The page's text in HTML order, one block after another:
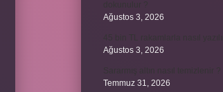
Ağustos 3, 2026
Ağustos 3, 2026
Temmuz 31, 2026